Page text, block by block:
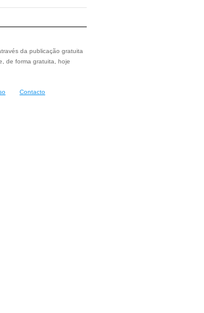
da publicação gratuita
de forma gratuita, hoje
Contacto